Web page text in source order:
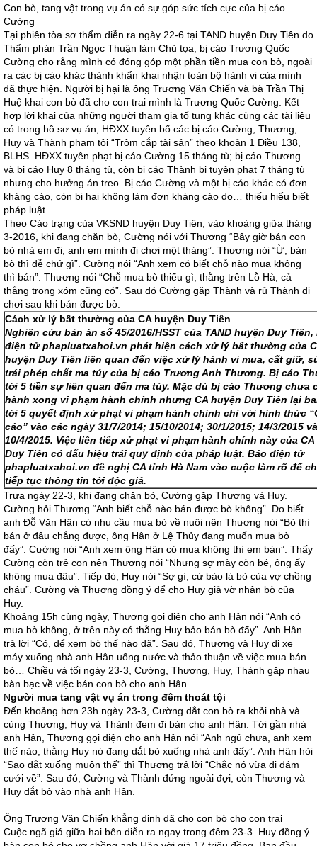
Con bò, tang vật trong vụ án có sự góp sức tích cực của bị cáo
Cường
Tại phiên tòa sơ thẩm diễn ra ngày 22-6 tại TAND huyện Duy Tiên do
Thẩm phán Trần Ngọc Thuận làm Chủ tọa, bị cáo Trương Quốc
Cường cho rằng mình có đóng góp một phần tiền mua con bò, ngoài
ra các bị cáo khác thành khẩn khai nhận toàn bộ hành vi của mình
đã thực hiện. Người bị hại là ông Trương Văn Chiến và bà Trần Thị
Huệ khai con bò đã cho con trai mình là Trương Quốc Cường. Kết
hợp lời khai của những người tham gia tố tụng khác cùng các tài liệu
có trong hồ sơ vụ án, HĐXX tuyên bố các bị cáo Cường, Thương,
Huy và Thành phạm tội “Trộm cắp tài sản” theo khoản 1 Điều 138,
BLHS. HĐXX tuyên phạt bị cáo Cường 15 tháng tù; bị cáo Thương
và bị cáo Huy 8 tháng tù, còn bị cáo Thành bị tuyên phạt 7 tháng tù
nhưng cho hưởng án treo. Bị cáo Cường và một bị cáo khác có đơn
kháng cáo, còn bị hại không làm đơn kháng cáo do… thiếu hiểu biết
pháp luật.
Theo Cáo trạng của VKSND huyện Duy Tiên, vào khoảng giữa tháng
3-2016, khi đang chăn bò, Cường nói với Thương “Bây giờ bán con
bò nhà em đi, anh em mình đi chơi một tháng”. Thương nói “Ừ, bán
bò thì dễ chứ gì”. Cường nói “Anh xem có biết chỗ nào mua không
thì bán”. Thương nói “Chỗ mua bò thiếu gì, thằng trên Lỗ Hà, cả
thằng trong xóm cũng có”. Sau đó Cường gặp Thành và rủ Thành đi
chơi sau khi bán được bò.
Cách xử lý bất thường của CA huyện Duy Tiên
Nghiên cứu bản án số 45/2016/HSST của TAND huyện Duy Tiên,
điện tử phapluatxahoi.vn phát hiện cách xử lý bất thường của
huyện Duy Tiên liên quan đến việc xử lý hành vi mua, cất giữ,
trái phép chất ma túy của bị cáo Trương Anh Thương. Bị cáo
tới 5 tiền sự liên quan đến ma túy. Mặc dù bị cáo Thương chưa
hành xong vi phạm hành chính nhưng CA huyện Duy Tiên lại
tới 5 quyết định xử phạt vi phạm hành chính chỉ với hình thức
cáo” vào các ngày 31/7/2014; 15/10/2014; 30/1/2015; 14/3/2015
10/4/2015. Việc liên tiếp xử phạt vi phạm hành chính này của
Duy Tiên có dấu hiệu trái quy định của pháp luật. Báo điện tử
phapluatxahoi.vn đề nghị CA tỉnh Hà Nam vào cuộc làm rõ để
tiếp tục thông tin tới độc giả.
Trưa ngày 22-3, khi đang chăn bò, Cường gặp Thương và Huy.
Cường hỏi Thương “Anh biết chỗ nào bán được bò không”. Do biết
anh Đỗ Văn Hân có nhu cầu mua bò về nuôi nên Thương nói “Bò thì
bán ở đâu chẳng được, ông Hân ở Lệ Thủy đang muốn mua bò
đấy”. Cường nói “Anh xem ông Hân có mua không thì em bán”. Thấy
Cường còn trẻ con nên Thương nói “Nhưng sợ mày còn bé, ông ấy
không mua đâu”. Tiếp đó, Huy nói “Sợ gì, cứ bảo là bò của vợ chồng
cháu”. Cường và Thương đồng ý để cho Huy giả vờ nhận bò của
Huy.
Khoảng 15h cùng ngày, Thương gọi điện cho anh Hân nói “Anh có
mua bò không, ở trên này có thằng Huy bảo bán bò đấy”. Anh Hân
trả lời “Có, để xem bò thế nào đã”. Sau đó, Thương và Huy đi xe
máy xuống nhà anh Hân uống nước và thảo thuận về việc mua bán
bò… Chiều và tối ngày 23-3, Cường, Thương, Huy, Thành gặp nhau
bàn bạc về việc bán con bò cho anh Hân.
Người mua tang vật vụ án trong đêm thoát tội
Đến khoảng hơn 23h ngày 23-3, Cường dắt con bò ra khỏi nhà và
cùng Thương, Huy và Thành đem đi bán cho anh Hân. Tới gần nhà
anh Hân, Thương gọi điện cho anh Hân nói “Anh ngủ chưa, anh xem
thế nào, thằng Huy nó đang dắt bò xuống nhà anh đấy”. Anh Hân hỏi
“Sao dắt xuống muộn thế” thì Thương trả lời “Chắc nó vừa đi đám
cưới về”. Sau đó, Cường và Thành đứng ngoài đợi, còn Thương và
Huy dắt bò vào nhà anh Hân.
Ông Trương Văn Chiến khẳng định đã cho con bò cho con trai
Cuộc ngã giá giữa hai bên diễn ra ngay trong đêm 23-3. Huy đồng ý